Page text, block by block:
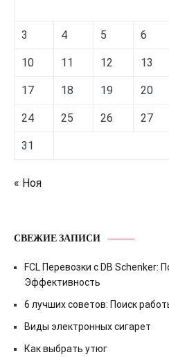
3 4 5 6
10 11 12 13
17 18 19 20
24 25 26 27
31
« Ноя
СВЕЖИЕ ЗАПИСИ
FCL Перевозки с DB Schenker:
Эффективность
6 лучших советов: Поиск
Виды электронных сигарет
Как выбрать утюг